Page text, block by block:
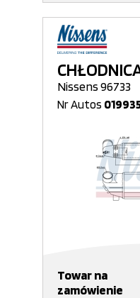
Nissens 96733
Nr Autos
Towar na
zamówienie